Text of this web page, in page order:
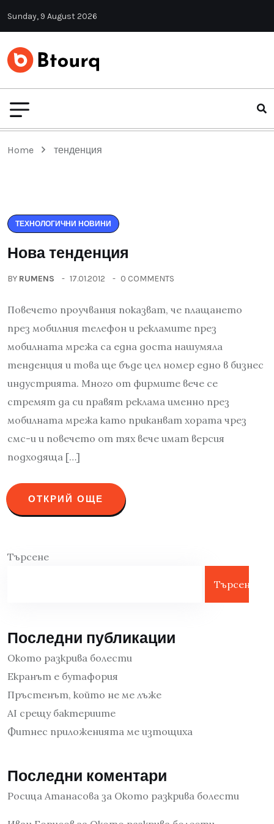
Sunday, 9 August 2026
Home тенденция
ТЕХНОЛОГИЧНИ НОВИНИ
Нова тенденция
BY RUMENS 17.01.2012 0 COMMENTS
Повечето проучвания показват, че плащането
през мобилния телефон и рекламите през
мобилната мрежа са една доста нашумяла
тенденция и това ще бъде цел номер едно в бизнес
индустрията. Много от фирмите вече се
стремят да си правят реклама именно през
мобилната мрежа като приканват хората чрез
смс-и и повечето от тях вече имат версия
подходяща […]
ОТКРИЙ ОЩЕ
Търсене
Търсене
Последни публикации
Окото разкрива болести
Екранът е бутафория
Пръстенът, който не ме лъже
AI срещу бактериите
Фитнес приложенията ме изтощиха
Последни коментари
Росица Атанасова за Окото разкрива болести